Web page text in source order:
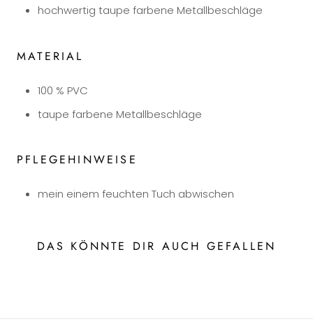
hochwertig taupe farbene Metallbeschläge
MATERIAL
100 % PVC
taupe farbene Metallbeschläge
PFLEGEHINWEISE
mein einem feuchten Tuch abwischen
DAS KÖNNTE DIR AUCH GEFALLEN